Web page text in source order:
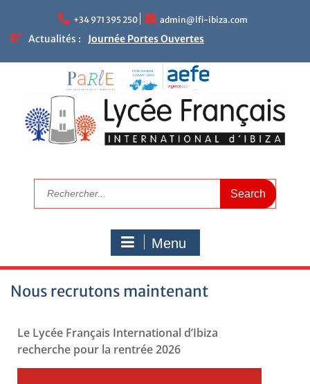
+34 971 395 250 admin@lfi-ibiza.com
Actualités :
Journée Portes Ouvertes
Réunions parents – enseignants
Le mot de la Proviseure
Résultats académiques
Calendrier de rentrée 2025
Calendrier scolaire
Visitez le LFI
Menu
Nous recrutons maintenant
Le Lycée Français International d’Ibiza
recherche pour la rentrée 2026